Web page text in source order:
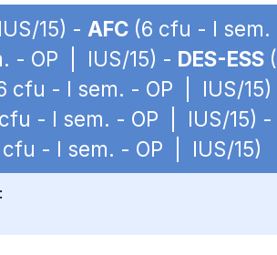
15) - AFC (6 cfu - I
- OP | IUS/15) - DES-ESS
cfu - I sem. - OP | IUS/15)
- I sem. - OP | IUS/15) -
cfu - I sem. - OP | IUS/15)